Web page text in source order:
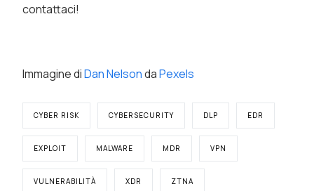
contattaci!
Immagine diDan NelsondaPexels
CYBER RISK CYBERSECURITY DLP EDR
EXPLOIT MALWARE MDR VPN
VULNERABILITÀ XDR ZTNA